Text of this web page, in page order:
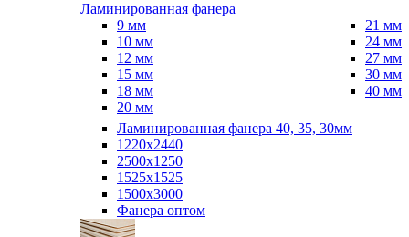
Ламинированная фанера
9 мм
10 мм
12 мм
15 мм
18 мм
20 мм
21 мм
24 мм
27 мм
30 мм
40 мм
Ламинированная фанера 40, 35, 30мм
1220x2440
2500x1250
1525x1525
1500x3000
Фанера оптом